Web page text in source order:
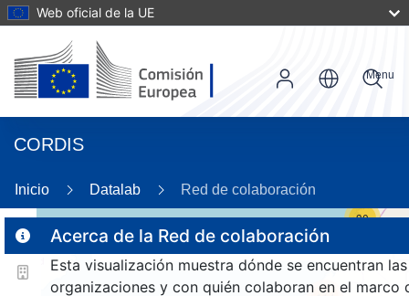
Web oficial de la UE
CORDIS
Menu
Inicio Datalab Red de colaboración
Acerca de la Red de colaboración
Esta visualización muestra dónde se encuentran las
organizaciones y con quién colaboran en el marco
30